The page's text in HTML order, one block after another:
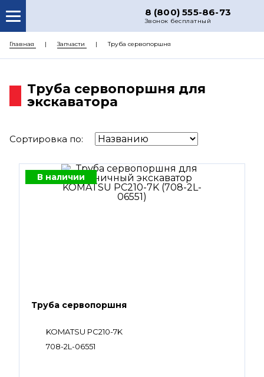
8 (800) 555-86-73
Звонок бесплатный
О НАС
РЕМОНТ
ДОСТАВКА
ЦЕНЫ
Главная Запчасти Труба сервопоршня
Труба сервопоршня для
экскаватора
Сортировка по:
В наличии
Труба сервопоршня
KOMATSU PC210-7K
708-2L-06551